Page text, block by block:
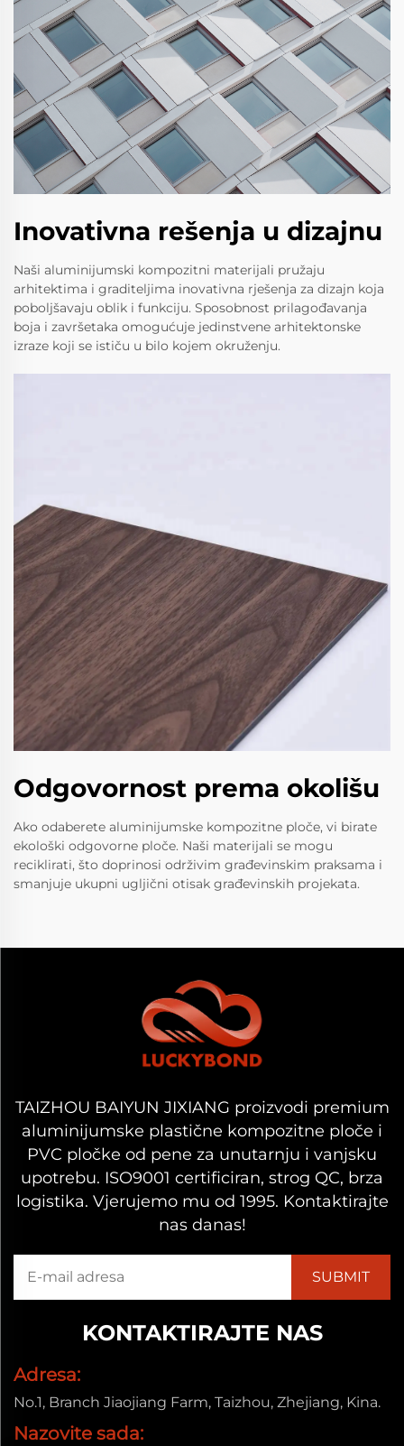
Inovativna rešenja u dizajnu
Naši aluminijumski kompozitni materijali pružaju
arhitektima i graditeljima inovativna rješenja za dizajn koja
poboljšavaju oblik i funkciju. Sposobnost prilagođavanja
boja i završetaka omogućuje jedinstvene arhitektonske
izraze koji se ističu u bilo kojem okruženju.
Odgovornost prema okolišu
Ako odaberete aluminijumske kompozitne ploče, vi birate
ekološki odgovorne ploče. Naši materijali se mogu
reciklirati, što doprinosi održivim građevinskim praksama i
smanjuje ukupni ugljični otisak građevinskih projekata.
TAIZHOU BAIYUN JIXIANG proizvodi premium
aluminijumske plastične kompozitne ploče i
PVC pločke od pene za unutarnju i vanjsku
upotrebu. ISO9001 certificiran, strog QC, brza
logistika. Vjerujemo mu od 1995. Kontaktirajte
nas danas!
KONTAKTIRAJTE NAS
Adresa:
No.1, Branch Jiaojiang Farm, Taizhou, Zhejiang, Kina.
Nazovite sada: